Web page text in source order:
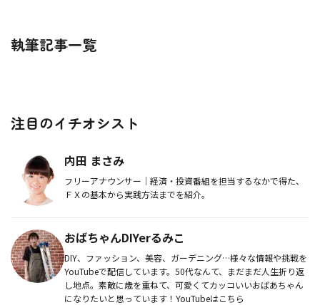
執筆記事一覧
注目のイチオシスト
内田 まさみ
フリーアナウンサー｜経済・投資番組を担当するなかで得た、
ＦＸの基本から実践方法までを紹介。
おばちゃんDIYerるみこ
DIY、ファッション、美容、ガーデニング…様々な情報や挑戦を
YouTubeで配信しています。50代なんて、まだまだ人生折り返
し地点。素敵に歳を重ねて、可愛くてカッコいいおばあちゃん
になりたいと思っています！YouTubeはこちら